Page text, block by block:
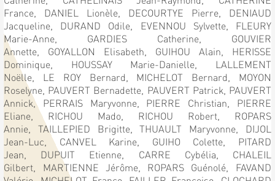
France, DANIEL Lionèle, DECOURTYE Pierre, DENIAUD
Jacqueline, DURAND Odile, EVENNOU Sylvette, FLEURY
Marie-Anne, GARDIES Catherine, GOUVIER
Annette, GOYALLON Elisabeth, GUIHOU Alain, HERISSE
Dominique, HOUSSAY Marie-Danielle, LALLEMENT
Noëlle, LE ROY Bernard, MICHELOT Bernard, MOYON
Roselyne, PAUVERT Bernadette, PAUVERT Patrick, PAUVERT
Annick, PERRAIS Maryvonne, PIERRE Christian, PIERRE
Eliane, RICHOU Mado, RICHOU Robert, ROPARS
Annie,TAILLEPIED Brigitte,THUAULT Maryvonne, DIJOL
Jean-Luc, CANVEL Karine, GUIHO Colette, PITARD
Jean, DUPUIT Etienne, CARRE Cybélia, CHALEIL
Gilbert, MARTIENNE Jérôme, ROPARS Guénolé, FAVAND